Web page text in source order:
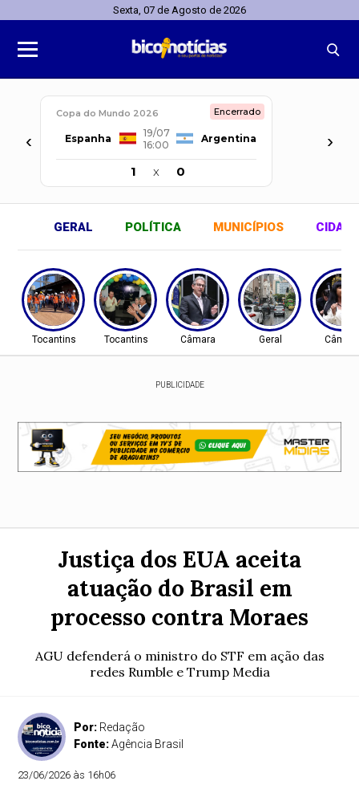
Sexta, 07 de Agosto de 2026
‹
Copa do Mundo 2026 Encerrado
Espanha
19/07
16:00
Argentina
1 x 0
›
GERAL POLÍTICA MUNICÍPIOS
Tocantins Tocantins Câmara Geral
PUBLICIDADE
Justiça dos EUA aceita
atuação do Brasil em
processo contra Moraes
AGU defenderá o ministro do STF em ação das
redes Rumble e Trump Media
Por: Redação
Fonte:Agência Brasil
23/06/2026 às 16h06